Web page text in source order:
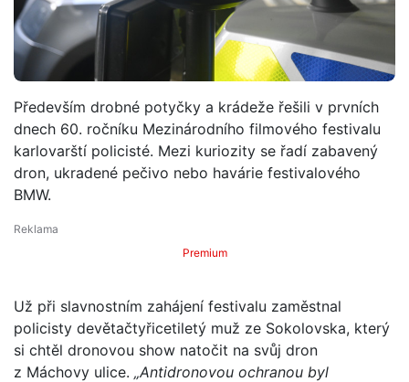
Především drobné potyčky a krádeže řešili v prvních
dnech 60. ročníku Mezinárodního filmového festivalu
karlovarští policisté. Mezi kuriozity se řadí zabavený
dron, ukradené pečivo nebo havárie festivalového
BMW.
Premium
Už při slavnostním zahájení festivalu zaměstnal
policisty devětačtyřicetiletý muž ze Sokolovska, který
si chtěl dronovou show natočit na svůj dron
z Máchovy ulice. „Antidronovou ochranou byl